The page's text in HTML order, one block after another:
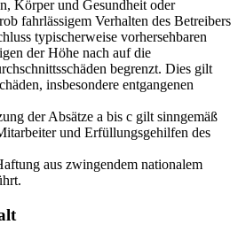
Körper und Gesundheit oder
fahrlässigem Verhalten des Betreibers
typischerweise vorhersehbaren
der Höhe nach auf die
begrenzt. Dies gilt
insbesondere entgangenen
der Absätze a bis c gilt sinngemäß
und Erfüllungsgehilfen des
aus zwingendem nationalem